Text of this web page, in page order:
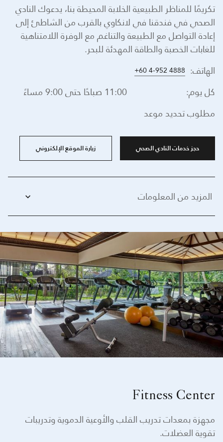
تكريمًا للمناظر الطبيعية الخلابة المحيطة بنا، يدعوك النادي
الصحي في فندقنا في لانكاوي بالقرب من الشاطئ إلى
إعادة التواصل مع الطبيعة والتناغم مع الوفرة اللامتناهية
للغابات الخصبة والطاقة المهدئة للبحر.
الهاتف: +60 4-952 4888
كل يوم:
11:00 صباحًا حتى 9:00 مساءً
مطلوب تحديد موعد
حجز خدمات النادي الصحي زيارة الموقع الإلكتروني
المزيد من المعلومات
Fitness Center
مجهزة بمعدات تدريب القلب والأوعية الدموية وتدريبات
تقوية العضلات.